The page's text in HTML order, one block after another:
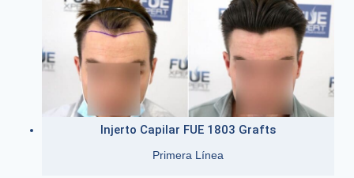
Injerto Capilar FUE 1803 Grafts
Primera Línea